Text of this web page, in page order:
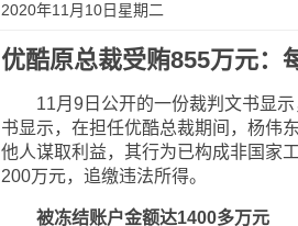
2020年11月10日星期二
优酷原总裁受贿855万元：
11月9日公开的一份裁判文书显示
书显示，在担任优酷总裁期间，杨伟
他人谋取利益，其行为已构成非国家
200万元，追缴违法所得。
被冻结账户金额达1400多万元